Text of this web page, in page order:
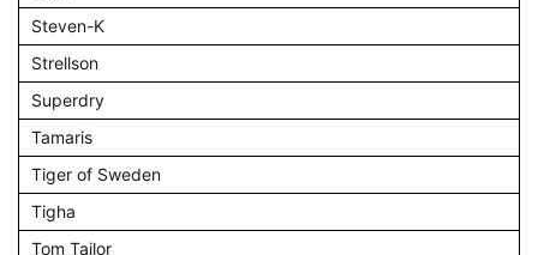
Steven-K
Strellson
Superdry
Tamaris
Tiger of Sweden
Tigha
Tom Tailor